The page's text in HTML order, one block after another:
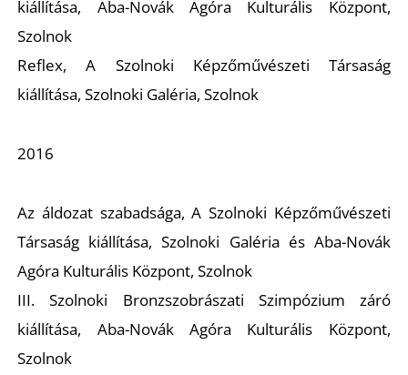
kiállítása, Aba-Novák Agóra Kulturális Központ,
Szolnok
Reflex,
A Szolnoki Képzőművészeti Társaság
kiállítása, Szolnoki Galéria, Szolnok
2016
Az áldozat szabadsága,A Szolnoki Képzőművészeti
Társaság kiállítása, Szolnoki Galéria és Aba-Novák
Agóra Kulturális Központ, Szolnok
III. Szolnoki Bronzszobrászati Szimpózium záró
kiállítása, Aba-Novák Agóra Kulturális Központ,
Szolnok